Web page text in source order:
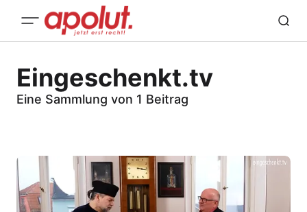
Eingeschenkt.tv
Eine Sammlung von 1 Beitrag